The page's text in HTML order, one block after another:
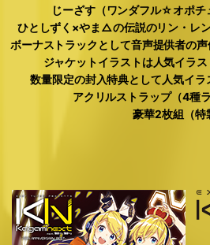
じーざす（ワンダフル☆オポチ
ひとしずく×やま△の伝説のリン・レ
ボーナストラックとして音声提供者の
ジャケットイラストは人気イラ
数量限定の封入特典として人気イ
アクリルストラップ（4種
豪華2枚組（特